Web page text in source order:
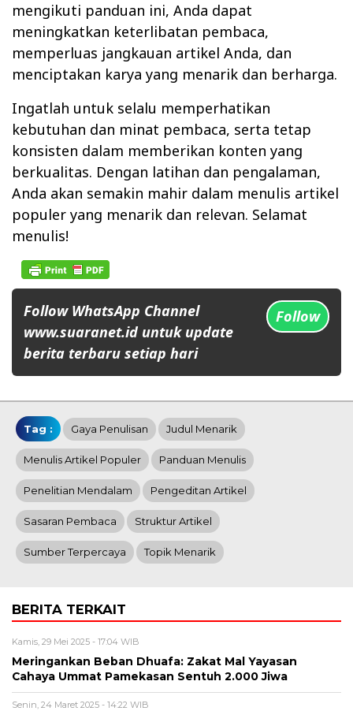
mengikuti panduan ini, Anda dapat
meningkatkan keterlibatan pembaca,
memperluas jangkauan artikel Anda, dan
menciptakan karya yang menarik dan berharga.
Ingatlah untuk selalu memperhatikan
kebutuhan dan minat pembaca, serta tetap
konsisten dalam memberikan konten yang
berkualitas. Dengan latihan dan pengalaman,
Anda akan semakin mahir dalam menulis artikel
populer yang menarik dan relevan. Selamat
menulis!
Follow WhatsApp Channel
www.suaranet.id untuk update
berita terbaru setiap hari
Follow
Tag : Gaya Penulisan Judul Menarik
Menulis Artikel Populer Panduan Menulis
Penelitian Mendalam Pengeditan Artikel
Sasaran Pembaca Struktur Artikel
Sumber Terpercaya Topik Menarik
BERITA TERKAIT
Kamis, 29 Mei 2025 - 17:04 WIB
Meringankan Beban Dhuafa: Zakat Mal Yayasan
Cahaya Ummat Pamekasan Sentuh 2.000 Jiwa
Senin, 24 Maret 2025 - 14:22 WIB